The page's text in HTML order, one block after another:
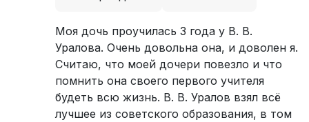
Моя дочь проучилась 3 года у В. В.
Уралова. Очень довольна она, и доволен я.
Считаю, что моей дочери повезло и что
помнить она своего первого учителя
будеть всю жизнь. В. В. Уралов взял всё
лучшее из советского образования, в том